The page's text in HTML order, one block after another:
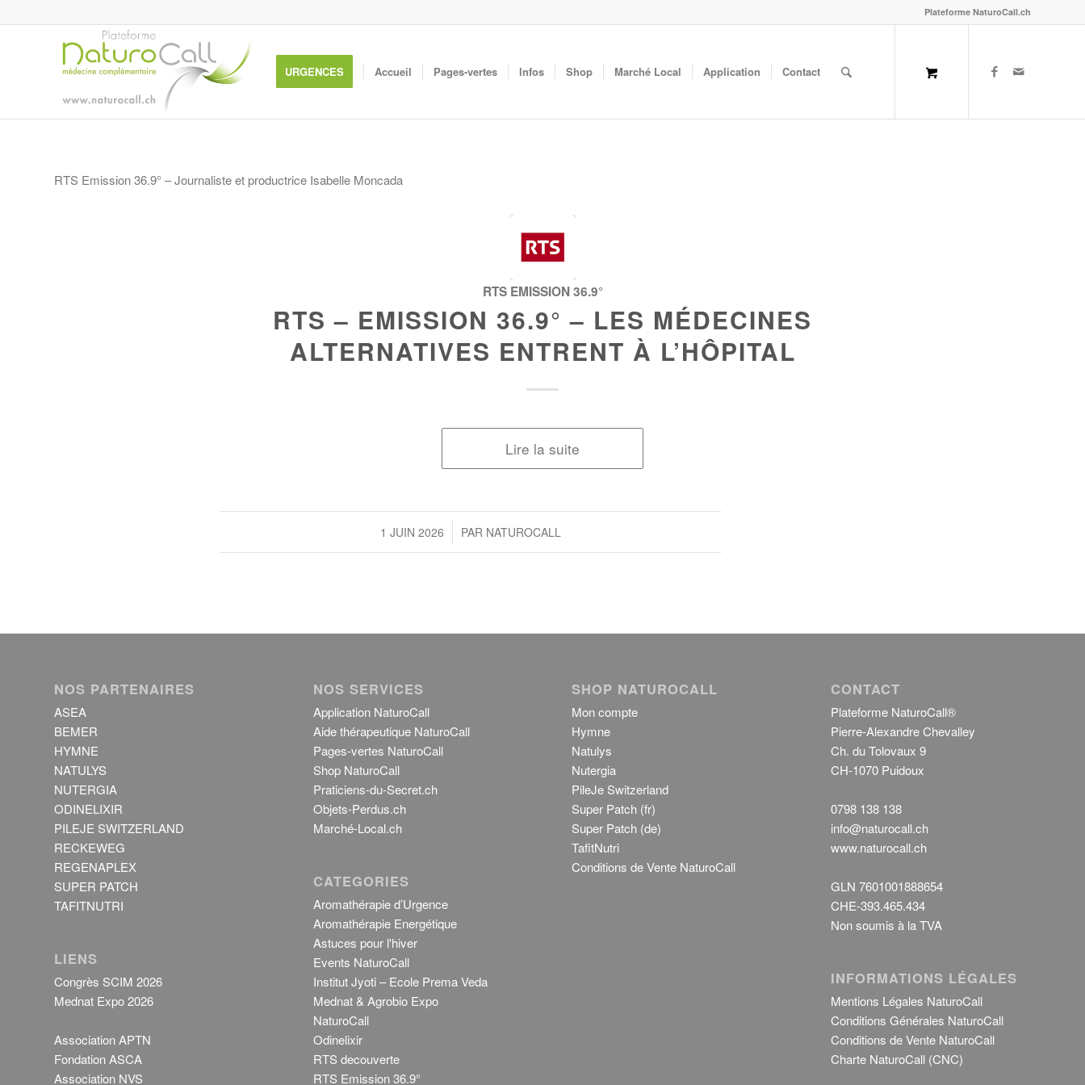
Plateforme NaturoCall.ch
URGENCES Accueil Pages-vertes Infos Shop Marché Local Application Contact
RTS Emission 36.9° – Journaliste et productrice Isabelle Moncada
RTS EMISSION 36.9°
RTS – EMISSION 36.9° – LES MÉDECINES
ALTERNATIVES ENTRENT À L’HÔPITAL
Lire la suite
1 JUIN 2026
/ PAR NATUROCALL
NOS PARTENAIRES
ASEA
BEMER
HYMNE
NATULYS
NUTERGIA
ODINELIXIR
PILEJE SWITZERLAND
RECKEWEG
REGENAPLEX
SUPER PATCH
TAFITNUTRI
LIENS
Congrès SCIM 2026
Mednat Expo 2026
Association APTN
Fondation ASCA
Association NVS
NOS SERVICES
Application NaturoCall
Aide thérapeutique NaturoCall
Pages-vertes NaturoCall
Shop NaturoCall
Praticiens-du-Secret.ch
Objets-Perdus.ch
Marché-Local.ch
CATEGORIES
Aromathérapie d’Urgence
Aromathérapie Energétique
Astuces pour l'hiver
Events NaturoCall
Institut Jyoti – Ecole Prema Veda
Mednat & Agrobio Expo
NaturoCall
Odinelixir
RTS decouverte
RTS Emission 36.9°
SHOP NATUROCALL
Mon compte
Hymne
Natulys
Nutergia
PileJe Switzerland
Super Patch (fr)
Super Patch (de)
TafitNutri
Conditions de Vente NaturoCall
CONTACT
Plateforme NaturoCall®
Pierre-Alexandre Chevalley
Ch. du Tolovaux 9
CH-1070 Puidoux
0798 138 138
info@naturocall.ch
www.naturocall.ch
GLN 7601001888654
CHE-393.465.434
Non soumis à la TVA
INFORMATIONS LÉGALES
Mentions Légales NaturoCall
Conditions Générales NaturoCall
Conditions de Vente NaturoCall
Charte NaturoCall (CNC)